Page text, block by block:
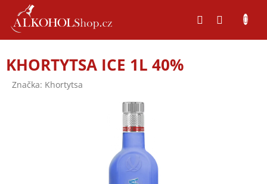
obsah
KHORTYTSA ICE 1L 40%
Značka: Khortytsa